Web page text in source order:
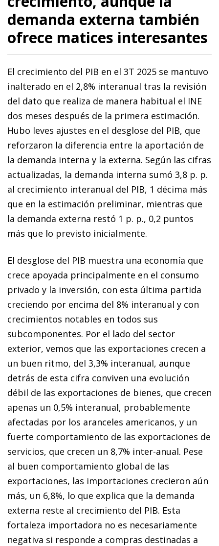
demanda externa también
ofrece matices interesantes
El crecimiento del PIB en el 3T 2025 se mantuvo
inalterado en el 2,8% interanual tras la revisión
del dato que realiza de manera habitual el INE
dos meses después de la primera estimación.
Hubo leves ajustes en el desglose del PIB, que
reforzaron la diferencia entre la aportación de
la demanda interna y la externa. Según las cifras
actualizadas, la demanda interna sumó 3,8 p. p.
al crecimiento interanual del PIB, 1 décima más
que en la estimación preliminar, mientras que
la demanda externa restó 1 p. p., 0,2 puntos
más que lo previsto inicialmente.
El desglose del PIB muestra una economía que
crece apoyada principalmente en el consumo
privado y la inversión, con esta última partida
creciendo por encima del 8% interanual y con
crecimientos notables en todos sus
subcomponentes. Por el lado del sector
exterior, vemos que las exportaciones crecen a
un buen ritmo, del 3,3% interanual, aunque
detrás de esta cifra conviven una evolución
débil de las exportaciones de bienes, que crecen
apenas un 0,5% interanual, probablemente
afectadas por los aranceles americanos, y un
fuerte comportamiento de las exportaciones de
servicios, que crecen un 8,7% inter-anual. Pese
al buen comportamiento global de las
exportaciones, las importaciones crecieron aún
más, un 6,8%, lo que explica que la demanda
externa reste al crecimiento del PIB. Esta
fortaleza importadora no es necesariamente
negativa si responde a compras destinadas a